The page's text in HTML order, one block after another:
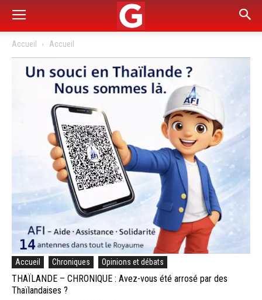
Accueil Accueil
Accueil Chroniques Opinions et débats
THAÏLANDE – CHRONIQUE : Avez-vous été arrosé par des
Thaïlandaises ?